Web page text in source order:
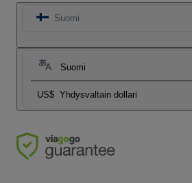
Suomi
Suomi
US$ Yhdysvaltain dollari